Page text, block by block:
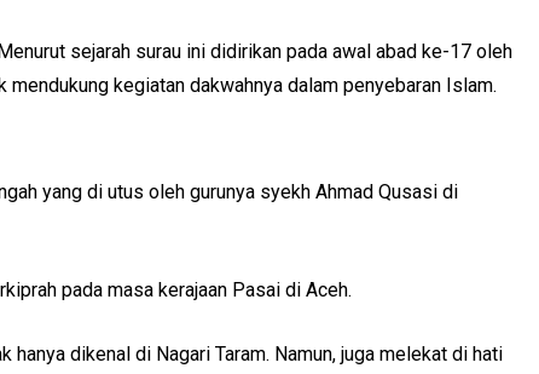
sejarah surau ini didirikan pada awal abad ke-17 oleh
kegiatan dakwahnya dalam penyebaran Islam.
yang di utus oleh gurunya syekh Ahmad Qusasi di
pada masa kerajaan Pasai di Aceh.
dikenal di Nagari Taram. Namun, juga melekat di hati